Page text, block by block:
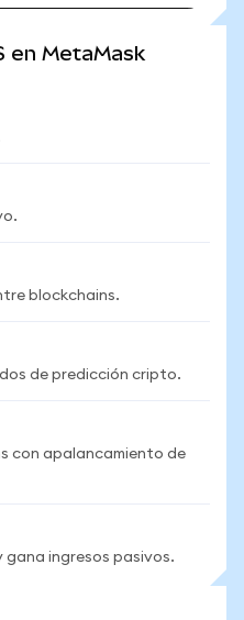
en MetaMask
blockchains.
de predicción cripto.
con apalancamiento de
ingresos pasivos.